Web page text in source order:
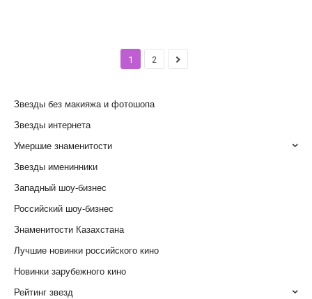
1 2
Звезды без макияжа и фотошопа
Звезды интернета
Умершие знаменитости
Звезды именинники
Западный шоу-бизнес
Российский шоу-бизнес
Знаменитости Казахстана
Лучшие новинки российского кино
Новинки зарубежного кино
Рейтинг звезд